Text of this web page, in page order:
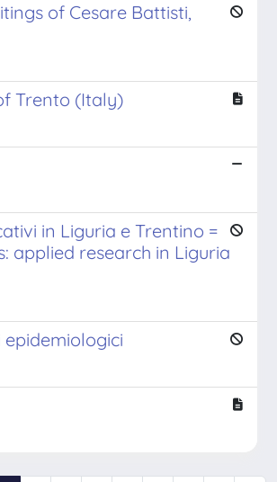
of Cesare Battisti,
Trento (Italy)
in Liguria e Trentino =
applied research in Liguria